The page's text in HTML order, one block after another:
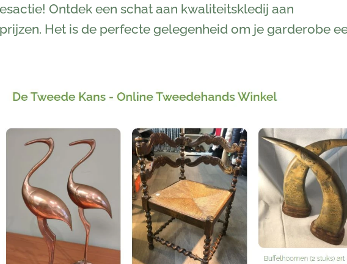
Ontdek een schat aan kwaliteitskledij aan
Het is de perfecte gelegenheid om je garderobe